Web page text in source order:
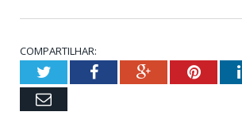
COMPARTILHAR:
TwitterFacebookGoogle+
Email